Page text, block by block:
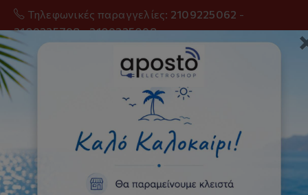
Τηλεφωνικές παραγγελίες: 2109225062 -
2109225798-2109225098
Απορροφητήρες
Αρχική Απορροφητήρες